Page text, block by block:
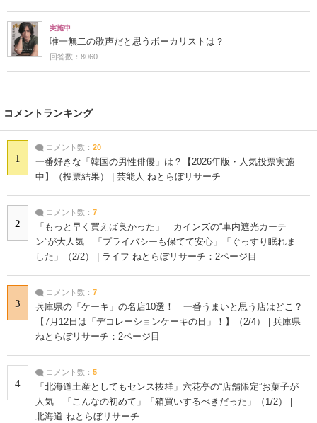
実施中
唯一無二の歌声だと思うボーカリストは？
回答数：8060
コメントランキング
1
コメント数： 20
一番好きな「韓国の男性俳優」は？【2026年版・人気投票実施
中】（投票結果） | 芸能人 ねとらぼリサーチ
2
コメント数： 7
「もっと早く買えば良かった」 カインズの“車内遮光カーテ
ン”が大人気 「プライバシーも保てて安心」「ぐっすり眠れま
した」（2/2） | ライフ ねとらぼリサーチ：2ページ目
3
コメント数： 7
兵庫県の「ケーキ」の名店10選！ 一番うまいと思う店はどこ？
【7月12日は「デコレーションケーキの日」！】（2/4） | 兵庫県
ねとらぼリサーチ：2ページ目
4
コメント数： 5
「北海道土産としてもセンス抜群」六花亭の“店舗限定”お菓子が
人気 「こんなの初めて」「箱買いするべきだった」（1/2） |
北海道 ねとらぼリサーチ